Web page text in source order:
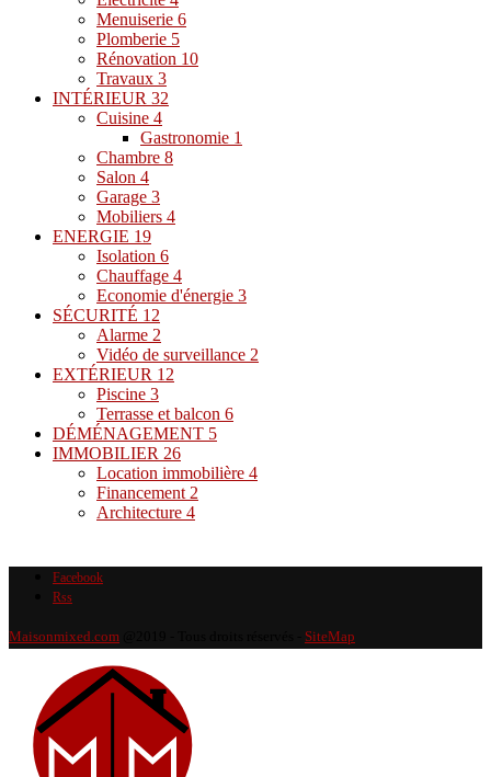
Menuiserie 6
Plomberie 5
Rénovation 10
Travaux 3
INTÉRIEUR 32
Cuisine 4
Gastronomie 1
Chambre 8
Salon 4
Garage 3
Mobiliers 4
ENERGIE 19
Isolation 6
Chauffage 4
Economie d'énergie 3
SÉCURITÉ 12
Alarme 2
Vidéo de surveillance 2
EXTÉRIEUR 12
Piscine 3
Terrasse et balcon 6
DÉMÉNAGEMENT 5
IMMOBILIER 26
Location immobilière 4
Financement 2
Architecture 4
Facebook
Rss
Maisonmixed.com SiteMap